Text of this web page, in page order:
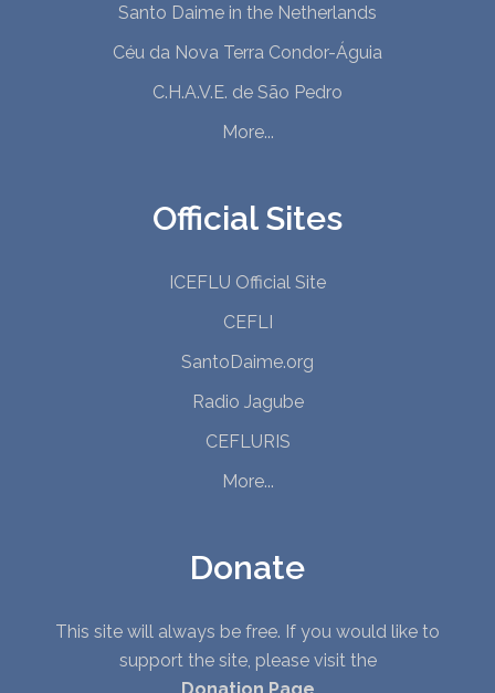
Santo Daime in the Netherlands
Céu da Nova Terra Condor-Águia
C.H.A.V.E. de São Pedro
More...
Official Sites
ICEFLU Official Site
CEFLI
SantoDaime.org
Radio Jagube
CEFLURIS
More...
Donate
This site will always be free. If you would like to
support the site, please visit the